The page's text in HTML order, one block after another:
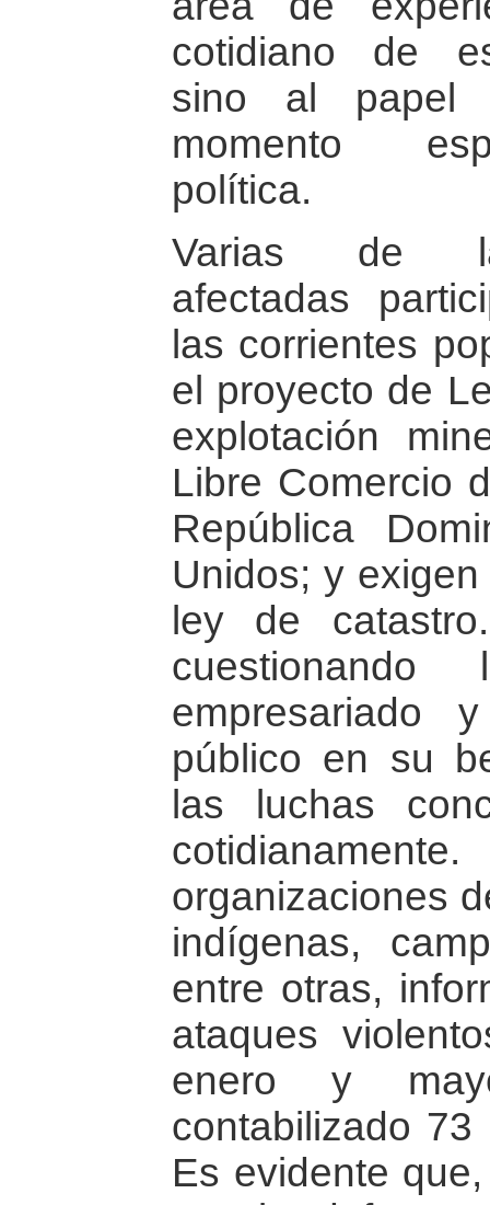
cotidiano de
sino al papel
momento
política.
Varias de
afectadas
las corrientes
el proyecto de
explotación
Libre Comercio
República
Unidos; y
ley de
público en su
las luchas
organizaciones
indígenas,
entre otras,
ataques
enero y
contabilizado
Es evidente